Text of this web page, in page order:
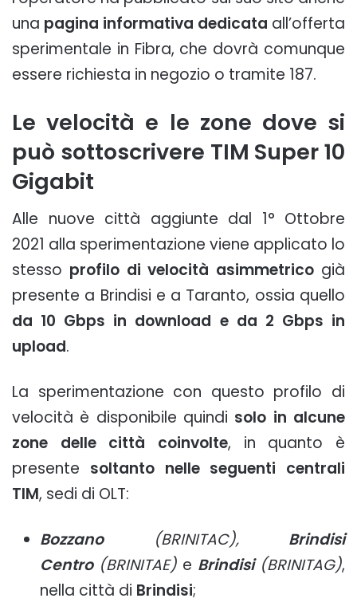
una pagina informativa dedicata all’offerta
sperimentale in Fibra, che dovrà comunque
essere richiesta in negozio o tramite 187.
Le velocità e le zone dove si
può sottoscrivere TIM Super 10
Gigabit
Alle nuove città aggiunte dal 1° Ottobre
2021 alla sperimentazione viene applicato lo
stesso profilo di velocità asimmetrico già
presente a Brindisi e a Taranto, ossia quello
da 10 Gbps in download e da 2 Gbps in
upload.
La sperimentazione con questo profilo di
velocità è disponibile quindi solo in alcune
zone delle città coinvolte, in quanto è
presente soltanto nelle seguenti centrali
TIM, sedi di OLT:
Bozzano(BRINITAC), Brindisi
Centro(BRINITAE) e Brindisi(BRINITAG),
nella città di Brindisi;